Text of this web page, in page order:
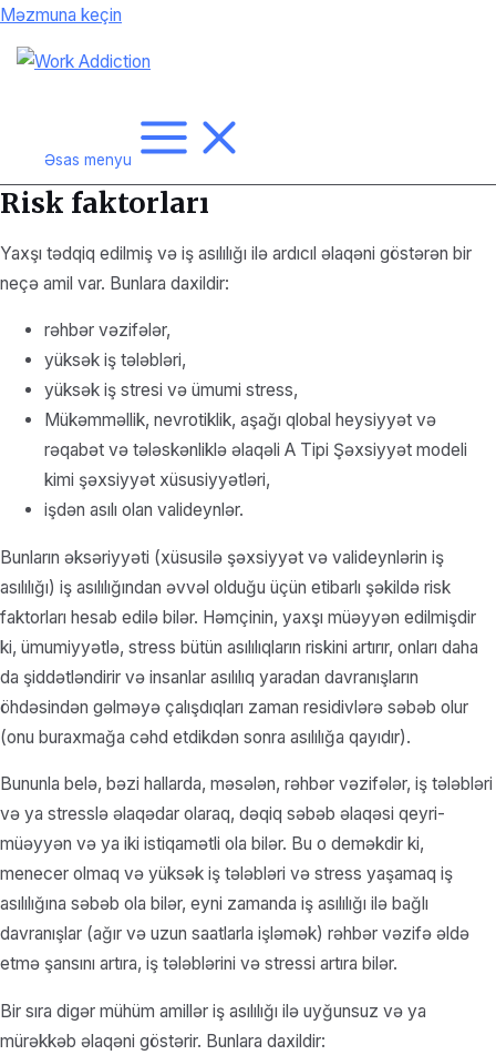
Məzmuna keçin
Əsas menyu
Risk faktorları
Yaxşı tədqiq edilmiş və iş asılılığı ilə ardıcıl əlaqəni göstərən bir
neçə amil var. Bunlara daxildir:
rəhbər vəzifələr,
yüksək iş tələbləri,
yüksək iş stresi və ümumi stress,
Mükəmməllik, nevrotiklik, aşağı qlobal heysiyyət və
rəqabət və tələskənliklə əlaqəli A Tipi Şəxsiyyət modeli
kimi şəxsiyyət xüsusiyyətləri,
işdən asılı olan valideynlər.
Bunların əksəriyyəti (xüsusilə şəxsiyyət və valideynlərin iş
asılılığı) iş asılılığından əvvəl olduğu üçün etibarlı şəkildə risk
faktorları hesab edilə bilər. Həmçinin, yaxşı müəyyən edilmişdir
ki, ümumiyyətlə, stress bütün asılılıqların riskini artırır, onları daha
da şiddətləndirir və insanlar asılılıq yaradan davranışların
öhdəsindən gəlməyə çalışdıqları zaman residivlərə səbəb olur
(onu buraxmağa cəhd etdikdən sonra asılılığa qayıdır).
Bununla belə, bəzi hallarda, məsələn, rəhbər vəzifələr, iş tələbləri
və ya stresslə əlaqədar olaraq, dəqiq səbəb əlaqəsi qeyri-
müəyyən və ya iki istiqamətli ola bilər. Bu o deməkdir ki,
menecer olmaq və yüksək iş tələbləri və stress yaşamaq iş
asılılığına səbəb ola bilər, eyni zamanda iş asılılığı ilə bağlı
davranışlar (ağır və uzun saatlarla işləmək) rəhbər vəzifə əldə
etmə şansını artıra, iş tələblərini və stressi artıra bilər.
Bir sıra digər mühüm amillər iş asılılığı ilə uyğunsuz və ya
mürəkkəb əlaqəni göstərir. Bunlara daxildir: